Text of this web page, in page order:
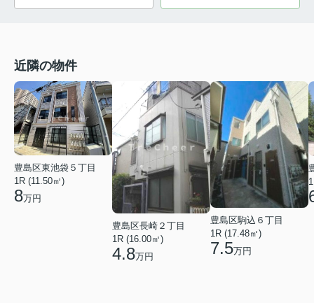
近隣の物件
豊島区東池袋５丁目
1R (11.50㎡)
8万円
豊島区長崎２丁目
1R (16.00㎡)
4.8万円
豊島区駒込６丁目
1R (17.48㎡)
7.5万円